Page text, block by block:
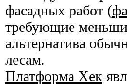
фасадных работ (
требующие
альтернатива
лесам.
Платформа Хек